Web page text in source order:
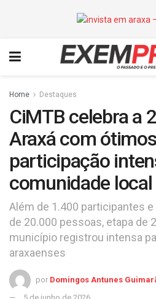
Home Destaques
CiMTB celebra a
Araxá com
participação
comunidade local
Além de 1.400 participantes
de 20.000 pessoas, etapa de
município registrou intensa
araxaenses
por Domingos Antunes